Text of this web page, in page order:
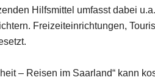
Hilfsmittel umfasst dabei
Freizeiteinrichtungen,
– Reisen im Saarland“ kann